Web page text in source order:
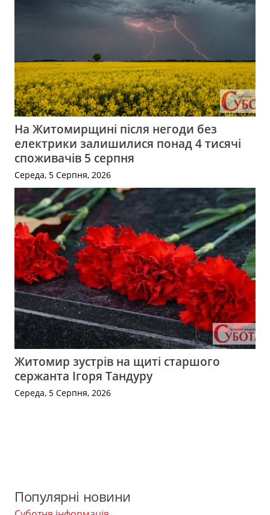
На Житомирщині після негоди без
електрики залишилися понад 4 тисячі
споживачів 5 серпня
Середа, 5 Серпня, 2026
Житомир зустрів на щиті старшого
сержанта Ігоря Тандуру
Середа, 5 Серпня, 2026
Популярні новини